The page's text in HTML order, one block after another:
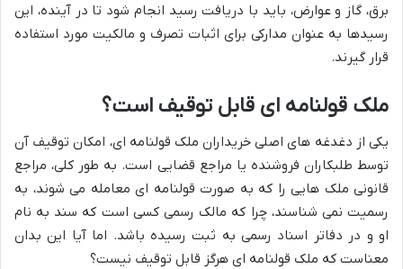
برق، گاز و عوارض، باید با دریافت رسید انجام شود تا در آینده، این
رسیدها به عنوان مدارکی برای اثبات تصرف و مالکیت مورد استفاده
قرار گیرند.
ملک قولنامه ای قابل توقیف است؟
یکی از دغدغه های اصلی خریداران ملک قولنامه ای، امکان توقیف آن
توسط طلبکاران فروشنده یا مراجع قضایی است. به طور کلی، مراجع
قانونی ملک هایی را که به صورت قولنامه ای معامله می شوند، به
رسمیت نمی شناسند، چرا که مالک رسمی کسی است که سند به نام
او و در دفاتر اسناد رسمی به ثبت رسیده باشد. اما آیا این بدان
معناست که ملک قولنامه ای هرگز قابل توقیف نیست؟